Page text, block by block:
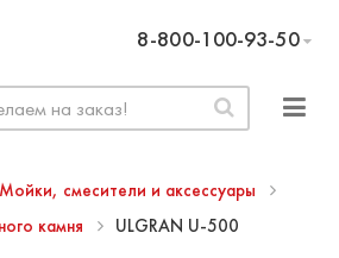
8-800-100-93-50
Мойки, смесители и аксессуары
камня
ULGRAN U-500